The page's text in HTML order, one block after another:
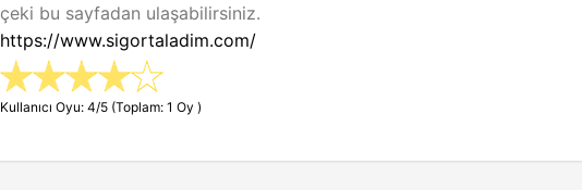
çeki bu sayfadan ulaşabilirsiniz.
https://www.sigortaladim.com/
Kullanıcı Oyu: 4/5 (Toplam: 1 Oy )